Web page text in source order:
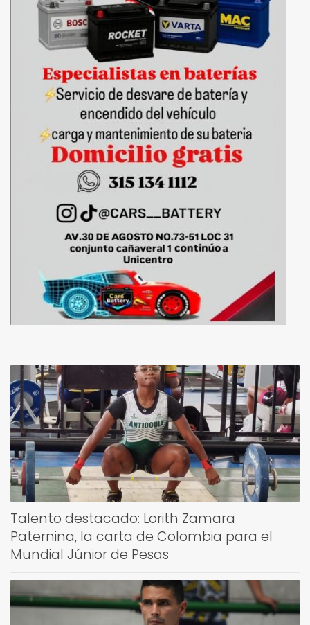
Talento destacado: Lorith Zamara
Paternina, la carta de Colombia para el
Mundial Júnior de Pesas